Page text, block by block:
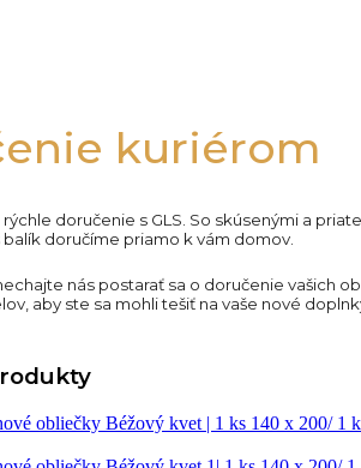
kuriérom
doručenie s GLS. So skúsenými a
balík doručíme priamo k vám domov.
nás postarať sa o doručenie vašich
aby ste sa mohli tešiť na vaše nové